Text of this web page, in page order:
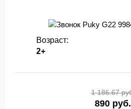
Возраст:
2+
1 186.67
890 руб.